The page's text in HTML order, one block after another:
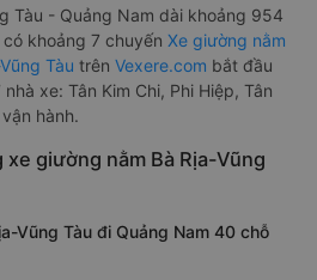
Tàu - Quảng Nam dài khoảng 954
khoảng 7 chuyến Xe giường nằm
Tàu trên Vexere.com bắt đầu
xe: Tân Kim Chi, Phi Hiệp, Tân
hành.
xe giường nằm Bà Rịa-Vũng
Vũng Tàu đi Quảng Nam 40 chỗ